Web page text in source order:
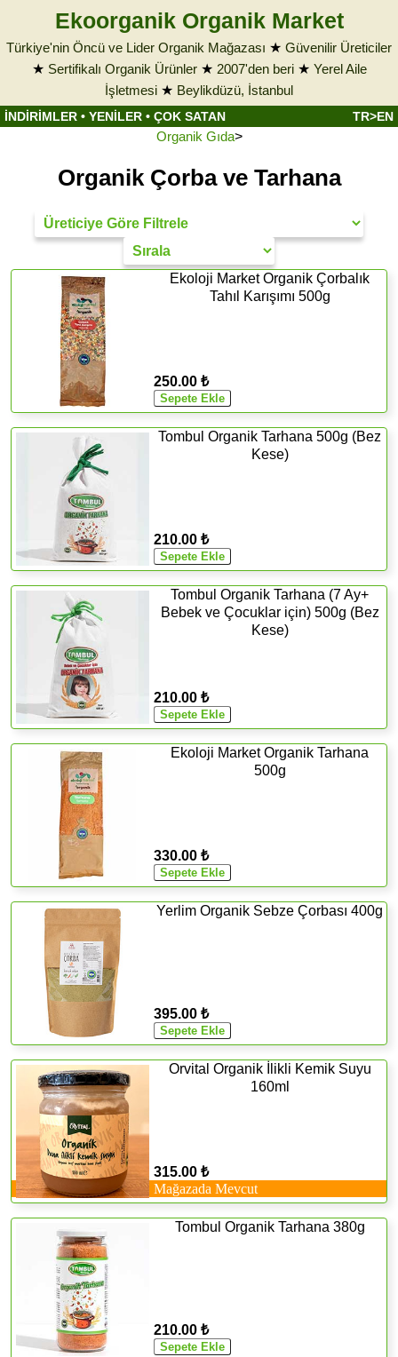
Ekoorganik Organik Market
Türkiye'nin Öncü ve Lider Organik Mağazası ★ Güvenilir Üreticiler
★ Sertifikalı Organik Ürünler★ 2007'den beri★ Yerel Aile
İşletmesi ★ Beylikdüzü, İstanbul
İNDİRİMLER • YENİLER • ÇOK SATAN TR>EN
Organik Gıda>
Organik Çorba ve Tarhana
Ekoloji Market Organik Çorbalık
Tahıl Karışımı 500g
250.00 ₺
Tombul Organik Tarhana 500g (Bez
Kese)
210.00 ₺
Tombul Organik Tarhana (7 Ay+
Bebek ve Çocuklar için) 500g (Bez
Kese)
210.00 ₺
Ekoloji Market Organik Tarhana
500g
330.00 ₺
Yerlim Organik Sebze Çorbası 400g
395.00 ₺
Orvital Organik İlikli Kemik Suyu
160ml
315.00 ₺
Mağazada Mevcut
Tombul Organik Tarhana 380g
210.00 ₺